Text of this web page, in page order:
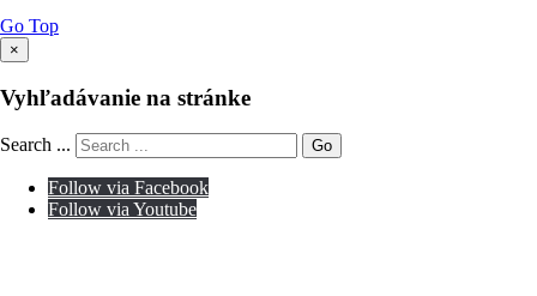
Go Top
×
Vyhľadávanie na stránke
Search ... Go
Follow via Facebook
Follow via Youtube